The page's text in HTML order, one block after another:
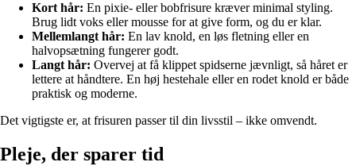
Kort hår: En pixie- eller bobfrisure kræver minimal styling.
Brug lidt voks eller mousse for at give form, og du er klar.
Mellemlangt hår: En lav knold, en løs fletning eller en
halvopsætning fungerer godt.
Langt hår: Overvej at få klippet spidserne jævnligt, så håret er
lettere at håndtere. En høj hestehale eller en rodet knold er både
praktisk og moderne.
Det vigtigste er, at frisuren passer til din livsstil – ikke omvendt.
Pleje, der sparer tid